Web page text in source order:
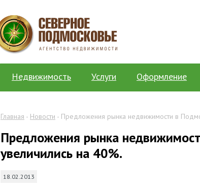
Недвижимость Услуги Оформление
Главная - Новости - Предложения рынка недвижимости в
Предложения рынка
увеличились на 40%.
18.02.2013